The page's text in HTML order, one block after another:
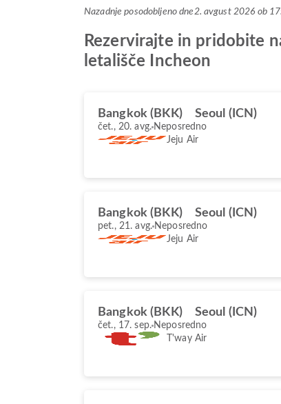
Nazadnje posodobljeno dne2. avgust 2026 ob
Rezervirajte in pridobite
letališče Incheon
Bangkok (BKK) Seoul (ICN)
čet., 20. avg. Neposredno
Jeju Air
Bangkok (BKK) Seoul (ICN)
pet., 21. avg. Neposredno
Jeju Air
Bangkok (BKK) Seoul (ICN)
čet., 17. sep. Neposredno
T'way Air